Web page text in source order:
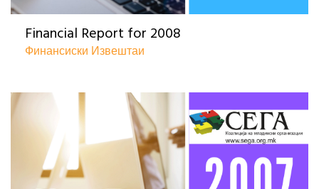
Financial Report for 2008
Финансиски Извештаи